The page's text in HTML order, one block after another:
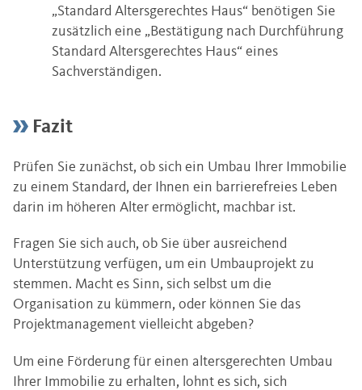
„Standard Altersgerechtes Haus“ benötigen Sie
zusätzlich eine „Bestätigung nach Durchführung
Standard Altersgerechtes Haus“ eines
Sachverständigen.
Fazit
Prüfen Sie zunächst, ob sich ein Umbau Ihrer Immobilie
zu einem Standard, der Ihnen ein barrierefreies Leben
darin im höheren Alter ermöglicht, machbar ist.
Fragen Sie sich auch, ob Sie über ausreichend
Unterstützung verfügen, um ein Umbauprojekt zu
stemmen. Macht es Sinn, sich selbst um die
Organisation zu kümmern, oder können Sie das
Projektmanagement vielleicht abgeben?
Um eine Förderung für einen altersgerechten Umbau
Ihrer Immobilie zu erhalten, lohnt es sich, sich